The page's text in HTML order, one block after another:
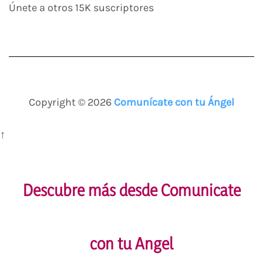
Únete a otros 15K suscriptores
Copyright © 2026 Comunícate con tu Ángel
↑
Descubre más desde Comunicate
con tu Angel